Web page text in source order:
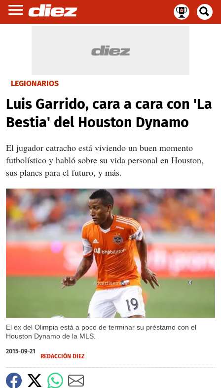
LEGIONARIOS
Luis Garrido, cara a cara con 'La
Bestia' del Houston Dynamo
El jugador catracho está viviendo un buen momento
futbolístico y habló sobre su vida personal en Houston,
sus planes para el futuro, y más.
El ex del Olimpia está a poco de terminar su préstamo con el
Houston Dynamo de la MLS.
X
X
X
2015-09-21
REDACCIÓN DIEZ